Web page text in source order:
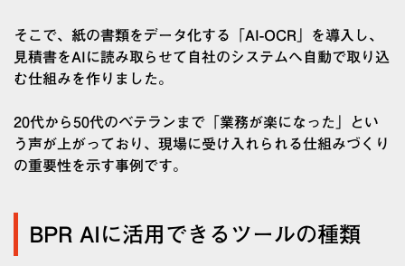
そこで、紙の書類をデータ化する「AI-OCR」を導入し、
見積書をAIに読み取らせて自社のシステムへ自動で取り込
む仕組みを作りました。
20代から50代のベテランまで「業務が楽になった」とい
う声が上がっており、現場に受け入れられる仕組みづくり
の重要性を示す事例です。
BPR AIに活用できるツールの種類